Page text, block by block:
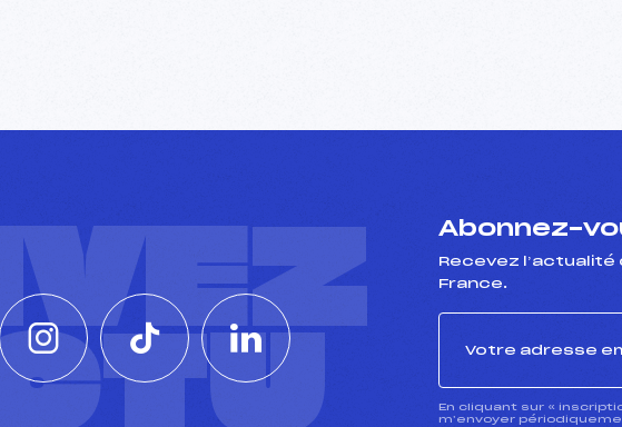
Abonnez-
Recevez l’actualité
France.
En cliquant sur «
m’envoyer